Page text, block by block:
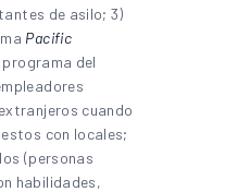
de asilo; 3)
Pacific
programa del
cuando
con locales;
(personas
habilidades,